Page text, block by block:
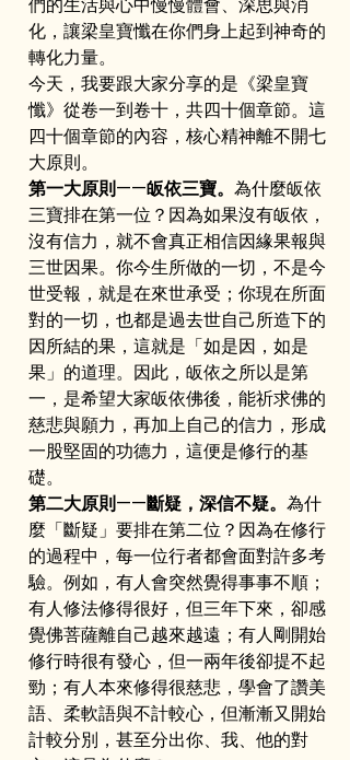
化，讓梁皇寶懺在你們身上起到神奇的
轉化力量。
今天，我要跟大家分享的是《梁皇寶
懺》從卷一到卷十，共四十個章節。這
四十個章節的內容，核心精神離不開七
大原則。
第一大原則——皈依三寶。 為什麼皈依
三寶排在第一位？因為如果沒有皈依，
沒有信力，就不會真正相信因緣果報與
三世因果。你今生所做的一切，不是今
世受報，就是在來世承受；你現在所面
對的一切，也都是過去世自己所造下的
因所結的果，這就是「如是因，如是
果」的道理。因此，皈依之所以是第
一，是希望大家皈依佛後，能祈求佛的
慈悲與願力，再加上自己的信力，形成
一股堅固的功德力，這便是修行的基
礎。
第二大原則——斷疑，深信不疑。 為什
麼「斷疑」要排在第二位？因為在修行
的過程中，每一位行者都會面對許多考
驗。例如，有人會突然覺得事事不順；
有人修法修得很好，但三年下來，卻感
覺佛菩薩離自己越來越遠；有人剛開始
修行時很有發心，但一兩年後卻提不起
勁；有人本來修得很慈悲，學會了讚美
語、柔軟語與不計較心，但漸漸又開始
計較分別，甚至分出你、我、他的對